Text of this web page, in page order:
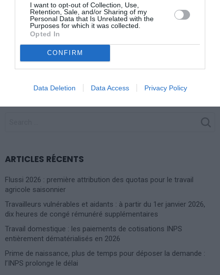
I want to opt-out of Collection, Use,
Retention, Sale, and/or Sharing of my
Personal Data that Is Unrelated with the
Purposes for which it was collected.
Opted In
CONFIRM
Data Deletion Data Access Privacy Policy
ALIMENTATION: Que se passe-t-il si on
mange des aliments périmés?
Next article
« SANATORIA »: La procédure de
régularisation concernera 200.000
personnes, selon la ministre de
ARTICLES RÉCENTS
Flussi 2026 : première attribution des quotas pour le travail
agricole saisonnier
Travailleurs vulnérables et aidants : à partir du 1er janvier 2026,
dix heures de congé rémunéré supplémentaires
Travail domestique : les paiements de cotisations INPS
entièrement dématérialisés en 2026
Prime de naissance, plus de temps pour déposer la demande :
l’INPS prolonge le délai